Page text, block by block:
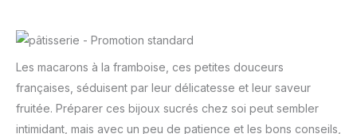
Les macarons à la framboise, ces petites douceurs
françaises, séduisent par leur délicatesse et leur saveur
fruitée. Préparer ces bijoux sucrés chez soi peut sembler
intimidant, mais avec un peu de patience et les bons conseils,